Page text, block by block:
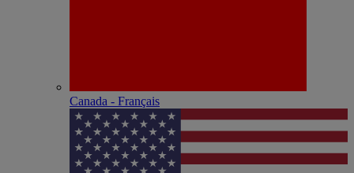
Canada - Français